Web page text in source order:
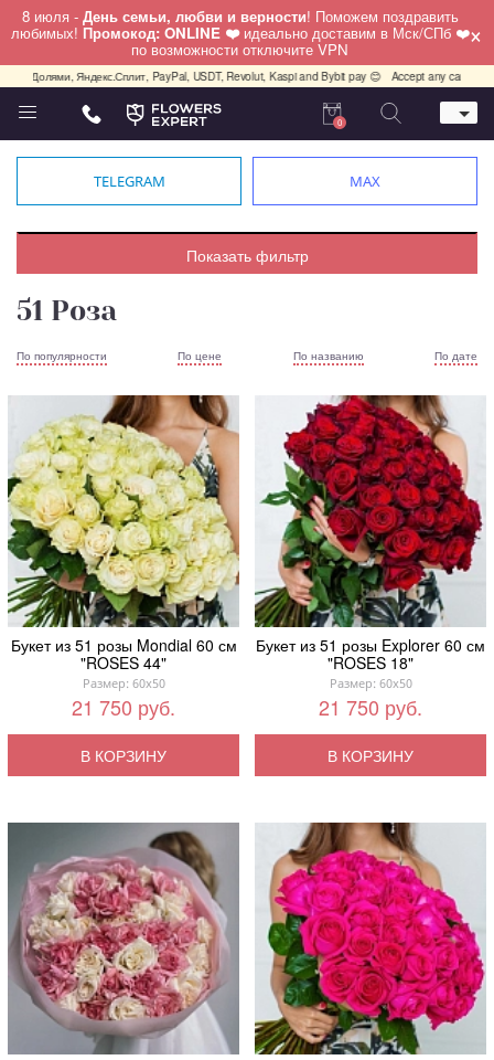
8 июля - День семьи, любви и верности! Поможем поздравить
любимых! Промокод: ONLINE ❤️ идеально доставим в Мск/СПб ❤️
по возможности отключите VPN ×
Яндекс.Сплит, PayPal, USDT, Revolut, Kaspi and Bybit pay 😊 Accept any cards any
Телефон
+7 (812) 425 36 05
Санкт-Петербург,
Лизы Чайкиной 25
работаем круглосуточно
0
TELEGRAM MAX
Показать фильтр
51 Роза
По популярности По цене По названию По дате
Букет из 51 розы Mondial 60 см
"ROSES 44"
Размер: 60x50
21 750 руб.
В КОРЗИНУ
Букет из 51 розы Explorer 60 см
"ROSES 18"
Размер: 60x50
21 750 руб.
В КОРЗИНУ